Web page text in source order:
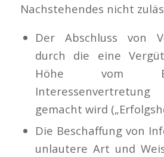
Nachstehendes nicht
Der Abschluss von
durch die eine
Höhe vom
gemacht wird
Die Beschaffung von
unlautere Art und